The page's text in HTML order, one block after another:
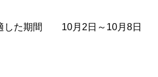
した期間 10月2日～10月8日